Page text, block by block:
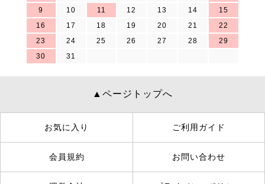
9
10 11 12 13 14
15
16
17 18 19 20 21
22
23
24 25 26 27 28
29
30
31
▲ページトップへ
お気に入り ご利用ガイド
会員規約 お問い合わせ